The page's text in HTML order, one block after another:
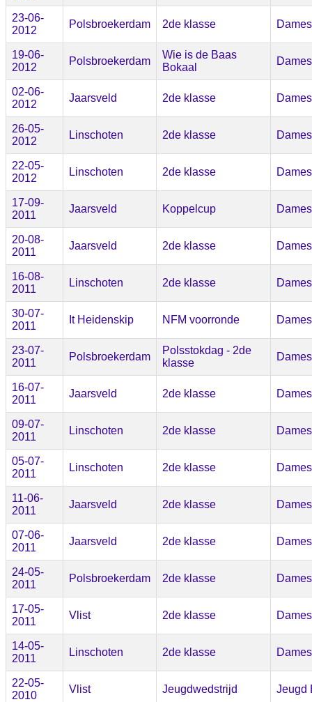
23-06-
2012
Polsbroekerdam 2de klasse
19-06-
2012
Polsbroekerdam
Wie is de Baas
Bokaal
02-06-
2012
Jaarsveld 2de klasse
26-05-
2012
Linschoten 2de klasse
22-05-
2012
Linschoten 2de klasse
17-09-
2011
Jaarsveld Koppelcup Dames
20-08-
2011
Jaarsveld 2de klasse
16-08-
2011
Linschoten 2de klasse
30-07-
2011
It Heidenskip NFM voorronde Dames
23-07-
2011
Polsbroekerdam
Polsstokdag - 2de
klasse
16-07-
2011
Jaarsveld 2de klasse
09-07-
2011
Linschoten 2de klasse
05-07-
2011
Linschoten 2de klasse
11-06-
2011
Jaarsveld 2de klasse
07-06-
2011
Jaarsveld 2de klasse
24-05-
2011
Polsbroekerdam 2de klasse
17-05-
2011
Vlist 2de klasse
14-05-
2011
Linschoten 2de klasse
22-05-
2010
Vlist Jeugdwedstrijd Jeugd